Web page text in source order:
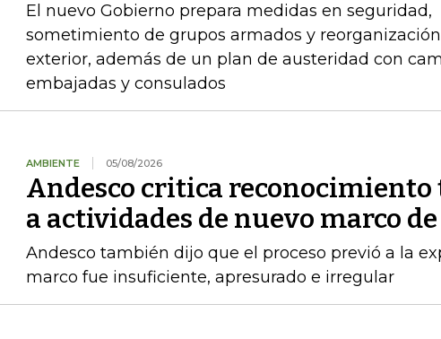
El nuevo Gobierno prepara medidas en seguridad,
sometimiento de grupos armados y
exterior, además de un plan de austeridad con
embajadas y consulados
AMBIENTE 05/08/2026
Andesco critica
a actividades de nuevo marco de
Andesco también dijo que el proceso previó a la
marco fue insuficiente, apresurado e irregular